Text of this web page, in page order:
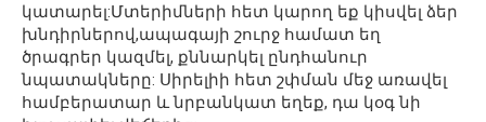
կատարել:Մտերիմների հետ կարող եք կիսվել ձեր
խնդիրներով,ապագայի շուրջ համատ եղ
ծրագրեր կազմել, քննարկել ընդհանուր
նպատակները: Սիրելիի հետ շփման մեջ առավել
համբերատար և նրբանկատ եղեք, դա կօգ նի